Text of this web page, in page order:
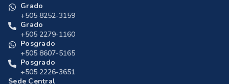
Grado
+505 8252-3159
Grado
+505 2279-1160
Posgrado
+505 8607-5165
Posgrado
+505 2226-3651
Sede Central